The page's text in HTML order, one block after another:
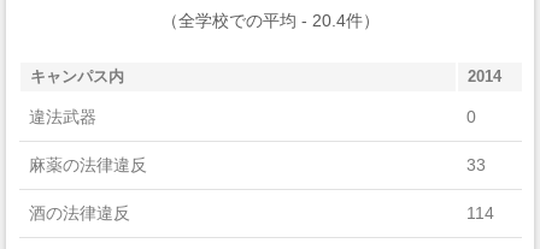
Health Professions And Related Programs
Computer And Information Sciences And Support Services
Physical Sciences
Agriculture, Agriculture Operations, And Related Sciences
Architecture And Related Services
（全学校での平均 - 20.4件）
キャンパス内 2014
違法武器 0
麻薬の法律違反 33
酒の法律違反 114